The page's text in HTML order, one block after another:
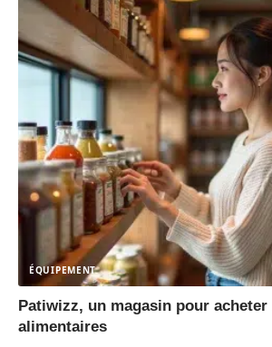
ÉQUIPEMENT
Patiwizz, un magasin pour acheter
alimentaires